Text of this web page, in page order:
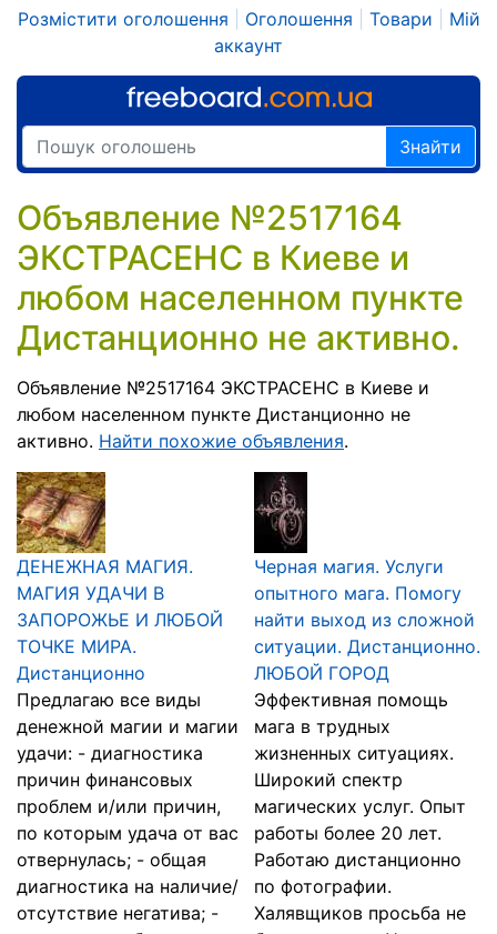
Розмістити оголошення Оголошення Товари
Мій
аккаунт
Знайти
Объявление №2517164
ЭКСТРАСЕНС в Киеве и
любом населенном пункте
Дистанционно не активно.
Объявление №2517164 ЭКСТРАСЕНС в Киеве и
любом населенном пункте Дистанционно не
активно. Найти похожие объявления.
ДЕНЕЖНАЯ МАГИЯ.
МАГИЯ УДАЧИ В
ЗАПОРОЖЬЕ И ЛЮБОЙ
ТОЧКЕ МИРА.
Дистанционно
Предлагаю все виды
денежной магии и магии
удачи: - диагностика
причин финансовых
проблем и/или причин,
по которым удача от вас
отвернулась; - общая
диагностика на наличие/
отсутствие негатива; -
Черная магия. Услуги
опытного мага. Помогу
найти выход из сложной
ситуации. Дистанционно.
ЛЮБОЙ ГОРОД
Эффективная помощь
мага в трудных
жизненных ситуациях.
Широкий спектр
магических услуг. Опыт
работы более 20 лет.
Работаю дистанционно
по фотографии.
Халявщиков просьба не